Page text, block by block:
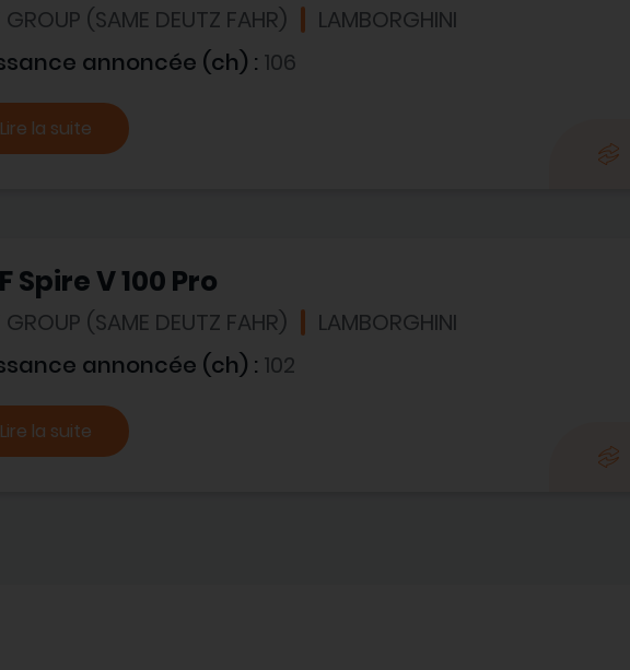
GROUP (SAME DEUTZ FAHR) LAMBORGHINI
annoncée (ch) : 106
Lire la suite
Spire V 100 Pro
GROUP (SAME DEUTZ FAHR) LAMBORGHINI
annoncée (ch) : 102
Lire la suite